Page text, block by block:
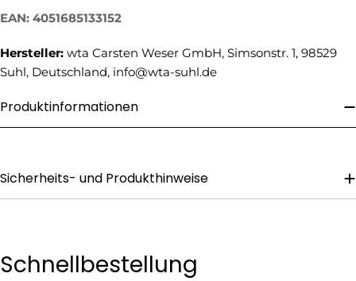
Mail
Ihre
Frage Senden
EAN: 4051685133152
Hersteller: wta Carsten Weser GmbH, Simsonstr. 1, 98529
Suhl, Deutschland, info@wta-suhl.de
Produktinformationen
Sicherheits- und Produkthinweise
Schnellbestellung